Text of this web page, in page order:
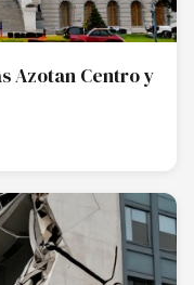
Azotan Centro y